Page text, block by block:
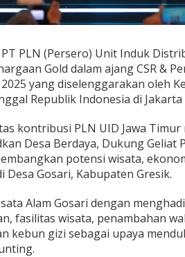
PLN (Persero) Unit Induk
Gold dalam ajang CSR &
yang diselenggarakan oleh
Republik Indonesia di Jakarta
kontribusi PLN UID Jawa
Desa Berdaya, Dukung Geliat
potensi wisata,
Gosari, Kabupaten Gresik.
Alam Gosari dengan
fasilitas wisata, penambahan
kebun gizi sebagai upaya